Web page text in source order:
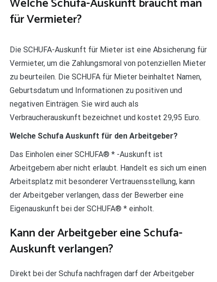
Welche Schufa-Auskunft braucht man
für Vermieter?
Die SCHUFA-Auskunft für Mieter ist eine Absicherung für
Vermieter, um die Zahlungsmoral von potenziellen Mieter
zu beurteilen. Die SCHUFA für Mieter beinhaltet Namen,
Geburtsdatum und Informationen zu positiven und
negativen Einträgen. Sie wird auch als
Verbraucherauskunft bezeichnet und kostet 29,95 Euro.
Welche Schufa Auskunft für den Arbeitgeber?
Das Einholen einer SCHUFA® * -Auskunft ist
Arbeitgebern aber nicht erlaubt. Handelt es sich um einen
Arbeitsplatz mit besonderer Vertrauensstellung, kann
der Arbeitgeber verlangen, dass der Bewerber eine
Eigenauskunft bei der SCHUFA® * einholt.
Kann der Arbeitgeber eine Schufa-
Auskunft verlangen?
Direkt bei der Schufa nachfragen darf der Arbeitgeber